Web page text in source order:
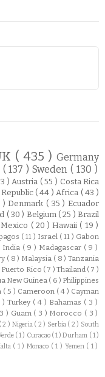
( 435 )Germany
( 137 )Sweden( 130 )
) Austria ( 55 ) Costa Rica
( 44 ) Africa ( 43 )
)Denmark ( 35 ) Ecuador
( 30 ) Belgium ( 25 )Brazil
Mexico ( 20 )Hawaii ( 19 )
( 11 ) Israel ( 11 ) Gabon
India ( 9 ) Madagascar ( 9 )
( 8 ) Malaysia ( 8 ) Tanzania
Puerto Rico ( 7 ) Thailand ( 7 )
New Guinea ( 6 ) Philippines
( 5 ) Cameroon ( 4 ) Cayman
) Turkey ( 4 ) Bahamas ( 3 )
) Guam ( 3 ) Morocco ( 3 )
( 2 ) Nigeria ( 2 ) Serbia ( 2 ) South
( 1 ) Curacao ( 1 )Durham ( 1 )
( 1 )Monaco ( 1 ) Yemen ( 1 )